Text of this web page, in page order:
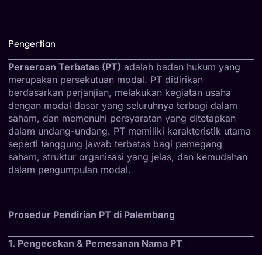
Pengertian
Perseroan Terbatas (PT) adalah badan hukum yang
merupakan persekutuan modal. PT didirikan
berdasarkan perjanjian, melakukan kegiatan usaha
dengan modal dasar yang seluruhnya terbagi dalam
saham, dan memenuhi persyaratan yang ditetapkan
dalam undang-undang. PT memiliki karakteristik utama
seperti tanggung jawab terbatas bagi pemegang
saham, struktur organisasi yang jelas, dan kemudahan
dalam pengumpulan modal.
Prosedur Pendirian PT di Palembang
1. Pengecekan & Pemesanan Nama PT